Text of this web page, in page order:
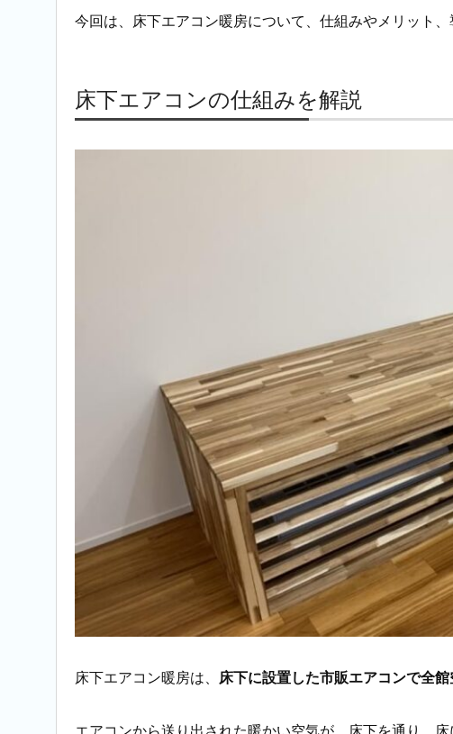
今回は、床下エアコン暖房について、仕組みやメリット、
床下エアコンの仕組みを解説
床下エアコン暖房は、 床下に設置した市販エアコンで全